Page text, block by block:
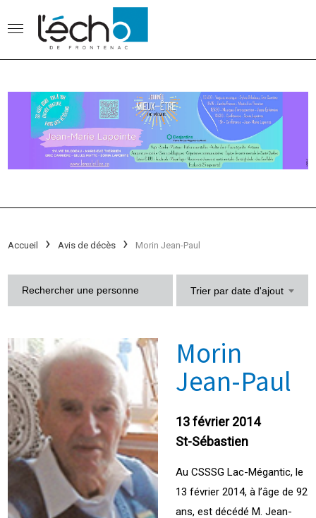
Accueil Avis de décès Morin Jean-Paul
Trier par date d'ajout
Morin
Jean-Paul
13 février 2014
St-Sébastien
Au CSSSG Lac-Mégantic, le
13 février 2014, à l’âge de 92
ans, est décédé M. Jean-